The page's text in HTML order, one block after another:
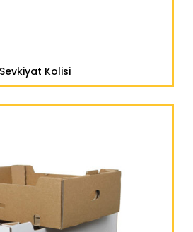
Sevkiyat Kolisi